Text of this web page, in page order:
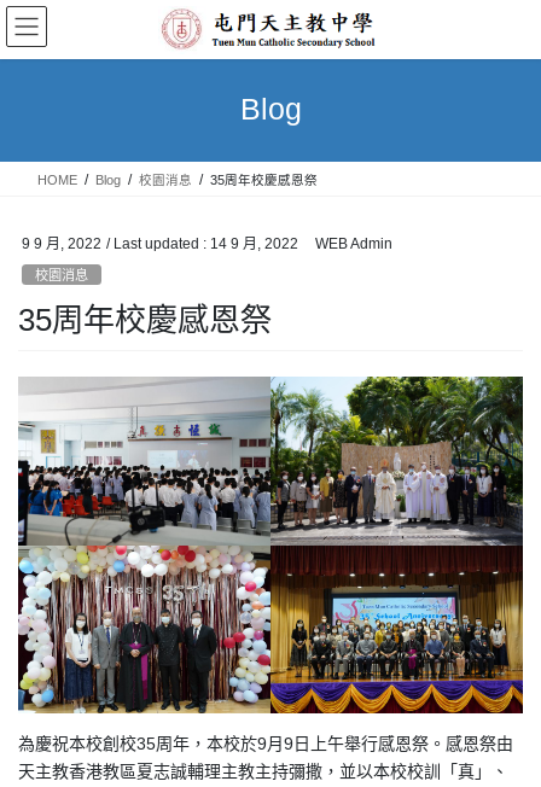
Skip
the
Skip
the
Blog
HOME Blog 校園消息 35周年校慶感恩祭
9 9 月, 2022 / Last updated : 14 9 月, 2022 WEB Admin
校園消息
35周年校慶感恩祭
為慶祝本校創校35周年，本校於9月9日上午舉行感恩祭。感恩祭由
天主教香港教區夏志誠輔理主教主持彌撒，並以本校校訓「真」、